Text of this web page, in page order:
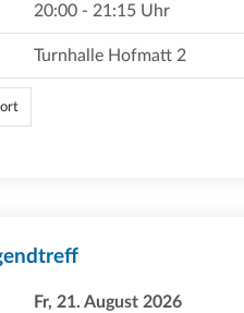
20:00 - 21:15 Uhr
Turnhalle Hofmatt 2
Fr, 21. August 2026